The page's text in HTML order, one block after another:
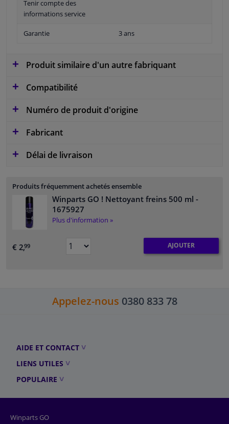
Tenir compte des
informations service
Garantie 3 ans
Produit similaire d'un autre fabriquant
Compatibilité
Numéro de produit d'origine
Fabricant
Délai de livraison
Produits fréquemment achetés ensemble
Winparts GO ! Nettoyant freins 500 ml -
1675927
Plus d'information »
€ 2,99 AJOUTER
Appelez-nous 0380 833 78
AIDE ET CONTACT
LIENS UTILES
POPULAIRE
Winparts GO